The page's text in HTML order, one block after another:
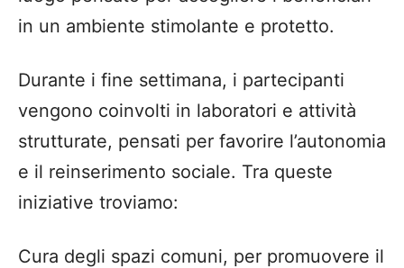
in un ambiente stimolante e protetto.
Durante i fine settimana, i partecipanti
vengono coinvolti in laboratori e attività
strutturate, pensati per favorire l’autonomia
e il reinserimento sociale. Tra queste
iniziative troviamo:
Cura degli spazi comuni, per promuovere il